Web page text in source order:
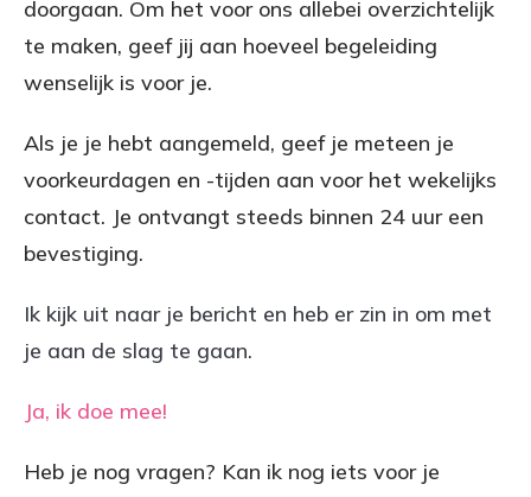
doorgaan. Om het voor ons allebei overzichtelijk
te maken, geef jij aan hoeveel begeleiding
wenselijk is voor je.
Als je je hebt aangemeld, geef je meteen je
voorkeurdagen en -tijden aan voor het wekelijks
contact. Je ontvangt steeds binnen 24 uur een
bevestiging.
Ik kijk uit naar je bericht en heb er zin in om met
je aan de slag te gaan.
Ja, ik doe mee!
Heb je nog vragen? Kan ik nog iets voor je